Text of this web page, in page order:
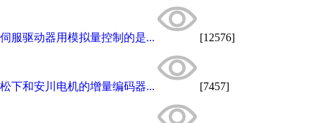
伺服驱动器用模拟量控制的是... [12576]
松下和安川电机的增量编码器... [7457]